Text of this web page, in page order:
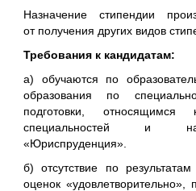
Назначение стипендии
от получения других видов
Требования к кандидатам:
а) обучаются по
образования по
подготовки,
специальностей и
«Юриспруденция».
б) отсутствие по
оценок